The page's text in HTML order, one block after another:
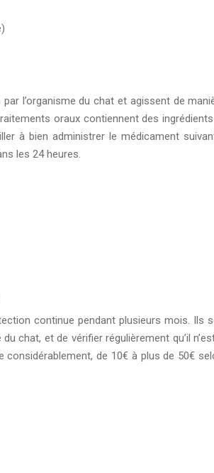
l’organisme du chat et agissent de
oraux contiennent des
à bien administrer le médicament
les 24 heures.
continue pendant plusieurs mois.
chat, et de vérifier régulièrement qu’il
de 10€ à plus de 50€